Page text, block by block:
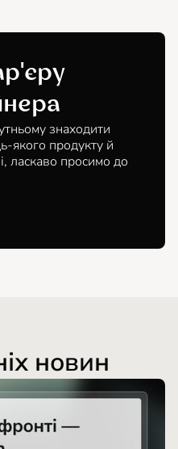
знаходити
якого продукту й
ласкаво просимо до
новин